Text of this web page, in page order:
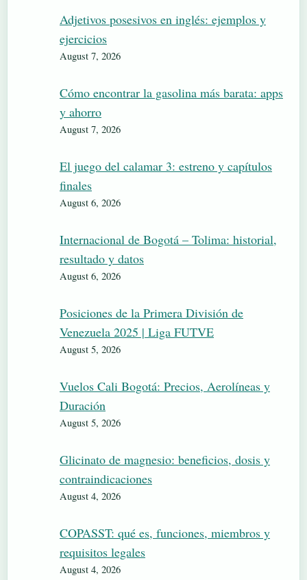
Adjetivos posesivos en inglés: ejemplos y
ejercicios
August 7, 2026
Cómo encontrar la gasolina más barata: apps
y ahorro
August 7, 2026
El juego del calamar 3: estreno y capítulos
finales
August 6, 2026
Internacional de Bogotá – Tolima: historial,
resultado y datos
August 6, 2026
Posiciones de la Primera División de
Venezuela 2025 | Liga FUTVE
August 5, 2026
Vuelos Cali Bogotá: Precios, Aerolíneas y
Duración
August 5, 2026
Glicinato de magnesio: beneficios, dosis y
contraindicaciones
August 4, 2026
COPASST: qué es, funciones, miembros y
requisitos legales
August 4, 2026